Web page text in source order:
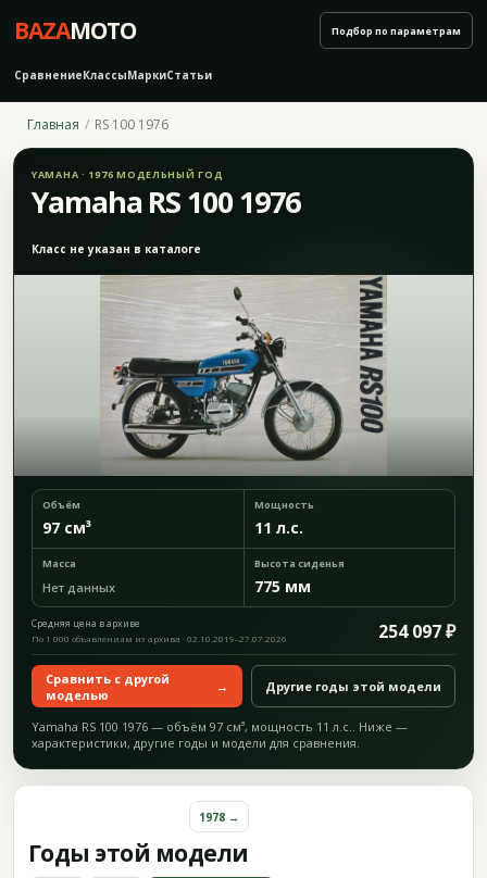
BAZAMOTO
СравнениеКлассыМаркиСтатьи
Подбор по параметрам
Главная RS 100 1976
YAMAHA · 1976 МОДЕЛЬНЫЙ ГОД
Yamaha RS 100 1976
Класс не указан в каталоге
Объём
97 см³
Мощность
11 л.с.
Масса
Нет данных
Высота сиденья
775 мм
Средняя цена в архиве 254 097 ₽
По 1 000 объявлениям из архива · 02.10.2019–27.07.2026
Сравнить с другой
моделью
→ Другие годы этой модели
Yamaha RS 100 1976 — объём 97 см³, мощность 11 л.с.. Ниже —
характеристики, другие годы и модели для сравнения.
Годы этой модели
1978 →